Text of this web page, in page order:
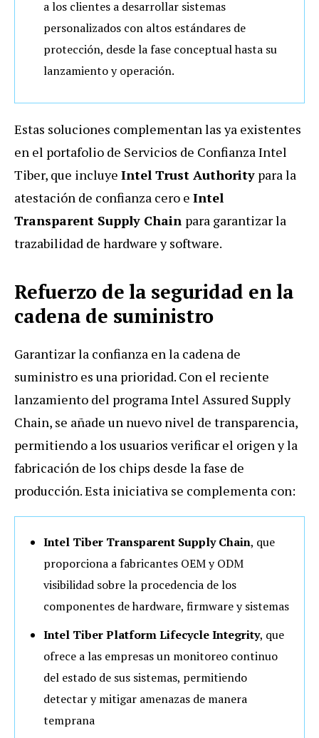
a los clientes a desarrollar sistemas
personalizados con altos estándares de
protección, desde la fase conceptual hasta su
lanzamiento y operación.
Estas soluciones complementan las ya existentes
en el portafolio de Servicios de Confianza Intel
Tiber, que incluye Intel Trust Authority para la
atestación de confianza cero e Intel
Transparent Supply Chain para garantizar la
trazabilidad de hardware y software.
Refuerzo de la seguridad en la
cadena de suministro
Garantizar la confianza en la cadena de
suministro es una prioridad. Con el reciente
lanzamiento del programa Intel Assured Supply
Chain, se añade un nuevo nivel de transparencia,
permitiendo a los usuarios verificar el origen y la
fabricación de los chips desde la fase de
producción. Esta iniciativa se complementa con:
Intel Tiber Transparent Supply Chain, que
proporciona a fabricantes OEM y ODM
visibilidad sobre la procedencia de los
componentes de hardware, firmware y sistemas
Intel Tiber Platform Lifecycle Integrity, que
ofrece a las empresas un monitoreo continuo
del estado de sus sistemas, permitiendo
detectar y mitigar amenazas de manera
temprana